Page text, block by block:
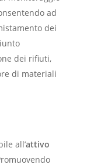
ad
dei
dei rifiuti,
di materiali
all’attivo